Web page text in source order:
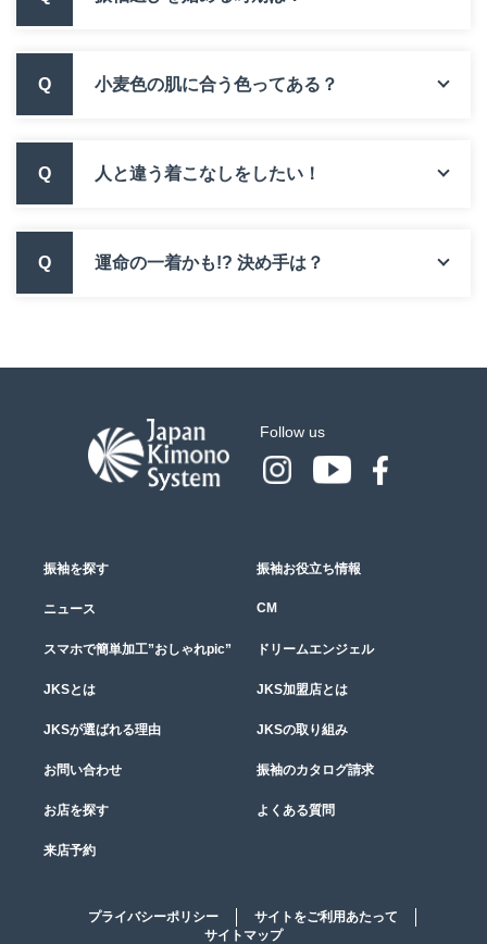
Q 小麦色の肌に合う色ってある？
Q 人と違う着こなしをしたい！
Q 運命の一着かも!? 決め手は？
Follow us
振袖を探す 振袖お役立ち情報
ニュース CM
スマホで簡単加工”おしゃれpic” ドリームエンジェル
JKSとは JKS加盟店とは
JKSが選ばれる理由 JKSの取り組み
お問い合わせ 振袖のカタログ請求
お店を探す よくある質問
来店予約
プライバシーポリシー
サイトをご利用あたって
サイトマップ